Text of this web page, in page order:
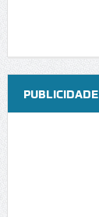
PUBLICIDADE